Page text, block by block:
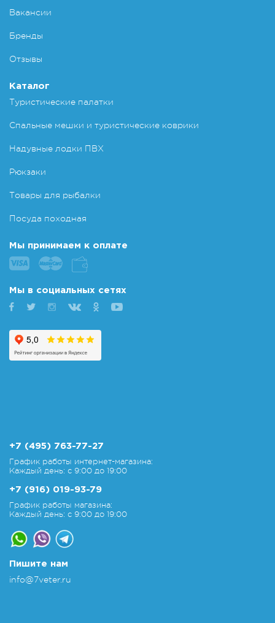
Вакансии
Бренды
Отзывы
Каталог
Туристические палатки
Спальные мешки и туристические коврики
Надувные лодки ПВХ
Рюкзаки
Товары для рыбалки
Посуда походная
Мы принимаем к оплате
Мы в социальных сетях
+7 (495) 763-77-27
График работы интернет-магазина:
Каждый день: с 9:00 до 19:00
+7 (916) 019-93-79
График работы магазина:
Каждый день: с 9:00 до 19:00
Пишите нам
info@7veter.ru